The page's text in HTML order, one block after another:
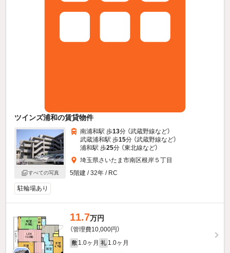
ツインズ浦和の賃貸物件
すべての写真
南浦和駅 歩13分 （武蔵野線など）
武蔵浦和駅 歩15分 （武蔵野線など）
浦和駅 歩25分 （東北線など）
埼玉県さいたま市南区根岸５丁目
5階建 / 32年 / RC
駐輪場あり
11.7万円
（管理費10,000円）
敷 1.0ヶ月 礼 1.0ヶ月